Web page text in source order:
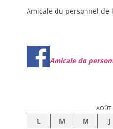
Amicale du personnel de
Amicale du
AOÛT
L M M J